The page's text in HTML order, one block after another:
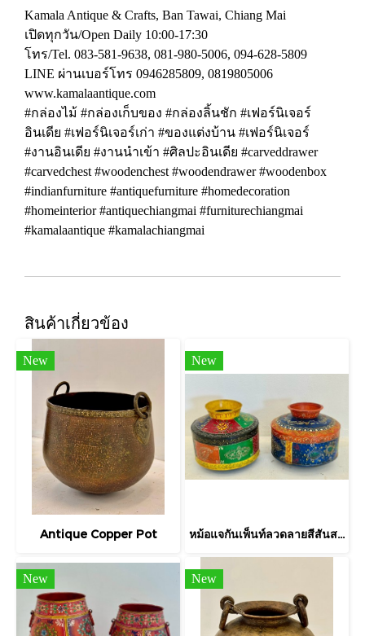
Kamala Antique & Crafts, Ban Tawai, Chiang Mai
เปิดทุกวัน/Open Daily 10:00-17:30
โทร/Tel. 083-581-9638, 081-980-5006, 094-628-5809
LINE ผ่านเบอร์โทร 0946285809, 0819805006
www.kamalaantique.com
#กล่องไม้ #กล่องเก็บของ #กล่องลิ้นชัก #เฟอร์นิเจอร์
อินเดีย #เฟอร์นิเจอร์เก่า #ของแต่งบ้าน #เฟอร์นิเจอร์
#งานอินเดีย #งานนำเข้า #ศิลปะอินเดีย #carveddrawer
#carvedchest #woodenchest #woodendrawer #woodenbox
#indianfurniture #antiquefurniture #homedecoration
#homeinterior #antiquechiangmai #furniturechiangmai
#kamalaantique #kamalachiangmai
สินค้าเกี่ยวข้อง
New
Antique Copper Pot
New
หม้อแจกันเพ็นท์ลวดลายสีสันสดใส
New New